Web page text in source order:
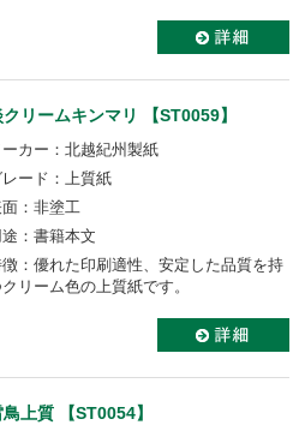
リームキンマリ 【ST0059】
ーカー：北越紀州製紙
レード：上質紙
：非塗工
途：書籍本文
：優れた印刷適性、安定した品質を持
リーム色の上質紙です。
上質 【ST0054】